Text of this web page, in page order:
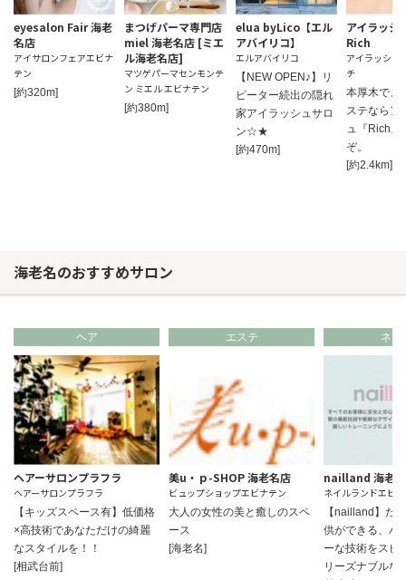
お問い合わせ
eyesalon Fair 海老
名店
アイサロンフェアエビナ
テン
[約320m]
まつげパーマ専門店
miel 海老名店 [ミエ
ル海老名店]
マツゲパーマセンモンテ
ン ミエル エビナテン
[約380m]
elua byLico【エル
アバイリコ】
エルアバイリコ
【NEW OPEN♪】リ
ピーター続出の隠れ
家アイラッシュサロ
ン☆★
[約470m]
アイラッシ
Rich
アイラッシュ
チ
本厚木でま
ステならア
ュ『Rich』
ぞ。
[約2.4km]
海老名のおすすめサロン
ヘア
ヘアーサロンプラフラ
ヘアーサロンプラフラ
【キッズスペース有】低価格
×高技術であなただけの綺麗
なスタイルを！！
[相武台前]
エステ
美u・ｐ-SHOP 海老名店
ビュップショップエビナテン
大人の女性の美と癒しのスペ
ース
[海老名]
ネイ
nailland 海老
ネイルランドエビ
【nailland】だ
供ができる、ハ
ーな技術をスピ
リーズナブル